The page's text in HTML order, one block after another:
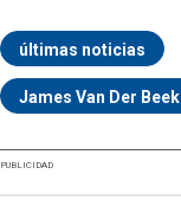
últimas noticias
James Van Der Beek
PUBLICIDAD